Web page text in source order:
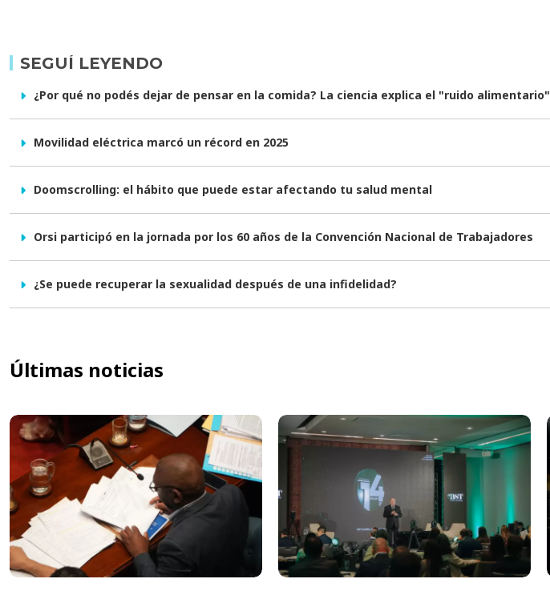
SEGUÍ LEYENDO
¿Por qué no podés dejar de pensar en la comida? La ciencia explica el "ruido alimentario"
Movilidad eléctrica marcó un récord en 2025
Doomscrolling: el hábito que puede estar afectando tu salud mental
Orsi participó en la jornada por los 60 años de la Convención Nacional de Trabajadores
¿Se puede recuperar la sexualidad después de una infidelidad?
Últimas noticias